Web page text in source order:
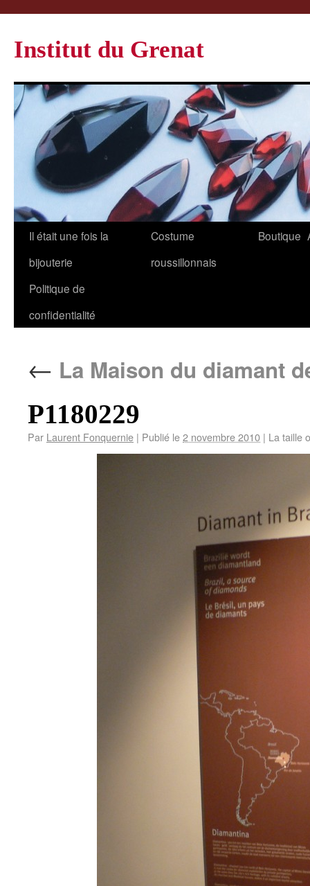
Institut du Grenat
Il était une fois la
bijouterie
Costume
roussillonnais
Boutique
Politique de
confidentialité
← La Maison du diamant
P1180229
Par Laurent Fonquernie | Publié le2 novembre 2010 | La taille